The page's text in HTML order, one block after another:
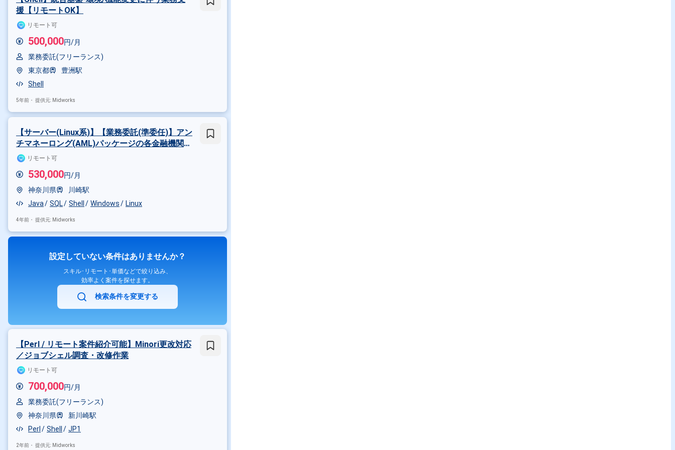
援【リモートOK】
リモート可
500,000円/月
業務委託(フリーランス)
東京都
豊洲駅
Shell
5年前・ 提供元: Midworks
【サーバー(Linux系)】【業務委託(準委任)】アン
チマネーロング(AML)パッケージの各金融機関向
け／バージョンUP対応や新規導入支援作業【リ
モートOK】
リモート可
530,000円/月
神奈川県
川崎駅
Java
SQL Shell Windows Linux
4年前・ 提供元: Midworks
設定していない条件はありませんか？
スキル･リモート･単価などで絞り込み、
効率よく案件を探せます。
検索条件を変更する
【Perl / リモート案件紹介可能】Minori更改対応
／ジョブシェル調査・改修作業
リモート可
700,000円/月
業務委託(フリーランス)
神奈川県
新川崎駅
Perl
Shell JP1
2年前・ 提供元: Midworks